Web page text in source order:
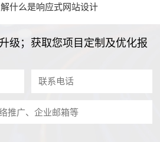
什么是响应式网站设计
级；获取您项目定制及优化报